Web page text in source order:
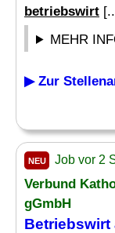
betriebswirt
MEHR
▶ Zur
NEU Job vor 2
Verbund
gGmbH
Betriebswirt